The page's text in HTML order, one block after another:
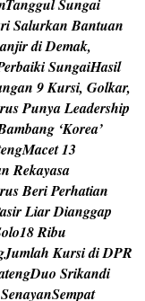
TanggulSungai
riSalurkan Bantuan
anjirdiDemak,
erbaikiSungaiHasil
ngan 9Kursi, Golkar,
rusPunyaLeadership
ambang ‘Korea’
engMacet13
n Rekayasa
rusBeriPerhatian
asirLiarDianggap
olo18Ribu
Jumlah KursidiDPR
tengDuo Srikandi
SenayanSempat